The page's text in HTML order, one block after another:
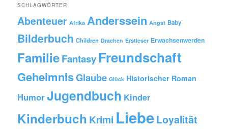
´s
hier…
SCHLAGWÖRTER
Abenteuer Afrika Anderssein Angst Baby
Bilderbuch Children Drachen Erstleser Erwachsenwerden
FamilieFantasy Freundschaft
GeheimnisGlaube Glück Historischer Roman
HumorJugendbuch Kinder
Kinderbuch Krimi LiebeLoyalität